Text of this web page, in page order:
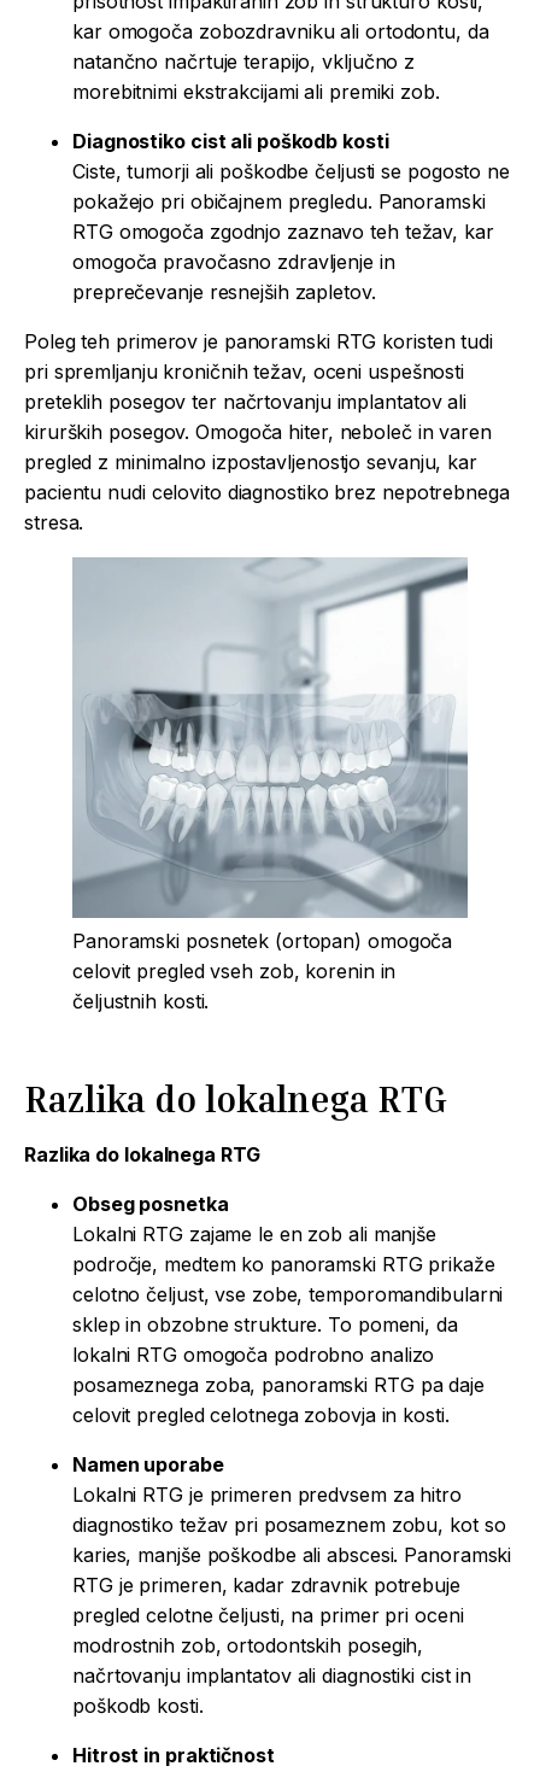
kar omogoča zobozdravniku ali ortodontu, da
natančno načrtuje terapijo, vključno z
morebitnimi ekstrakcijami ali premiki zob.
Diagnostiko cist ali poškodb kosti
Ciste, tumorji ali poškodbe čeljusti se pogosto ne
pokažejo pri običajnem pregledu. Panoramski
RTG omogoča zgodnjo zaznavo teh težav, kar
omogoča pravočasno zdravljenje in
preprečevanje resnejših zapletov.
Poleg teh primerov je panoramski RTG koristen tudi
pri spremljanju kroničnih težav, oceni uspešnosti
preteklih posegov ter načrtovanju implantatov ali
kirurških posegov. Omogoča hiter, neboleč in varen
pregled z minimalno izpostavljenostjo sevanju, kar
pacientu nudi celovito diagnostiko brez nepotrebnega
stresa.
Panoramski posnetek (ortopan) omogoča
celovit pregled vseh zob, korenin in
čeljustnih kosti.
Razlika do lokalnega RTG
Razlika do lokalnega RTG
Obseg posnetka
Lokalni RTG zajame le en zob ali manjše
področje, medtem ko panoramski RTG prikaže
celotno čeljust, vse zobe, temporomandibularni
sklep in obzobne strukture. To pomeni, da
lokalni RTG omogoča podrobno analizo
posameznega zoba, panoramski RTG pa daje
celovit pregled celotnega zobovja in kosti.
Namen uporabe
Lokalni RTG je primeren predvsem za hitro
diagnostiko težav pri posameznem zobu, kot so
karies, manjše poškodbe ali abscesi. Panoramski
RTG je primeren, kadar zdravnik potrebuje
pregled celotne čeljusti, na primer pri oceni
modrostnih zob, ortodontskih posegih,
načrtovanju implantatov ali diagnostiki cist in
poškodb kosti.
Hitrost in praktičnost